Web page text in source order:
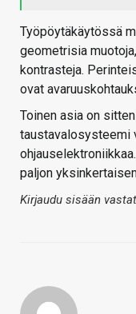
Työpöytäkäytössä
geometrisia
kontrasteja.
ovat
Toinen asia on
taustavalosysteemi
paljon
Kirjaudu sisään